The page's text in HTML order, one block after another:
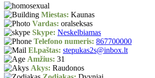
Miestas: Kaunas
Vardas: oralseksas
Skype: Neskelbiamas
Telefono numeris: 867700000
El.paštas: stepukas2s@inbox.lt
Amžius: 31
Akys: Raudonos